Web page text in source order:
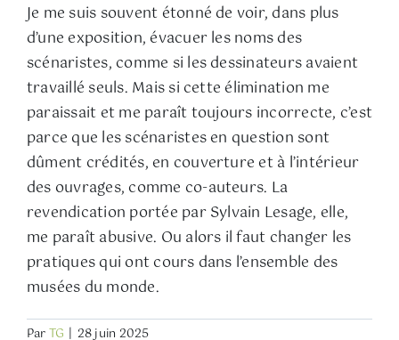
Je me suis souvent étonné de voir, dans plus
d’une exposition, évacuer les noms des
scénaristes, comme si les dessinateurs avaient
travaillé seuls. Mais si cette élimination me
paraissait et me paraît toujours incorrecte, c’est
parce que les scénaristes en question sont
dûment crédités, en couverture et à l’intérieur
des ouvrages, comme co-auteurs. La
revendication portée par Sylvain Lesage, elle,
me paraît abusive. Ou alors il faut changer les
pratiques qui ont cours dans l’ensemble des
musées du monde.
ParTG | 28 juin 2025